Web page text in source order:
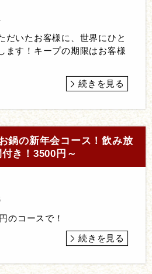
だいたお客様に、世界にひと
ます！キープの期限はお客様
続きを見る
鍋の新年会コース！飲み放
き！3500円～
のコースで！
続きを見る